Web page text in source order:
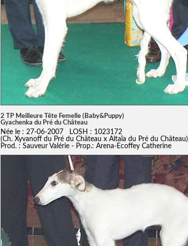
2 TP Meilleure Tête Femelle (Baby&Puppy)
Gyachenka du Pré du Château
Née le : 27-06-2007 LOSH : 1023172
(Ch. Xyvanoff du Pré du Château x Altaïa du Pré du Château)
Prod. : Sauveur Valérie - Prop.: Arena-Ecoffey Catherine